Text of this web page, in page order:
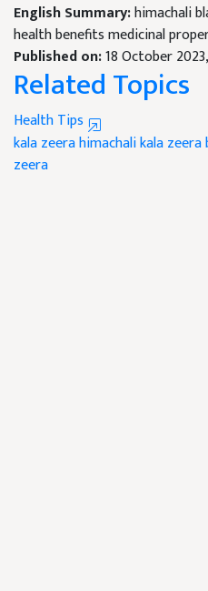
English Summary:himachali
health benefits medicinal
Published on:18 October
Related Topics
Health Tips
kala zeerahimachali kala zeera
zeera